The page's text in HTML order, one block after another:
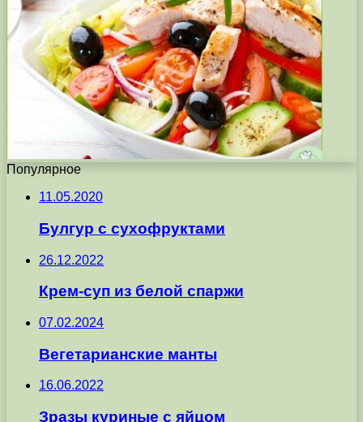
Популярное
11.05.2020
Булгур с сухофруктами
26.12.2022
Крем-суп из белой спаржи
07.02.2024
Вегетарианские манты
16.06.2022
Зразы куриные с яйцом